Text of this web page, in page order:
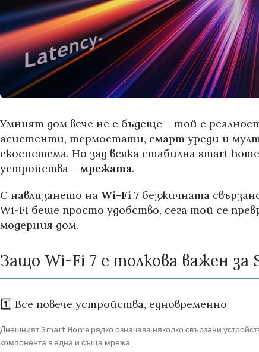
Умният дом вече не е бъдеще – той е
асистенти, термостати, смарт уреди и
екосистема. Но зад всяка стабилна smart
устройства – мрежата.
С навлизането на Wi-Fi 7 безжичната
Wi-Fi беше просто удобство, сега той се
модерния дом.
Защо Wi-Fi 7 е толкова важен за
1️⃣ Все повече устройства, едновременно
Днешният Smart Home рядко означава няколко свързани
компонента в една и съща мрежа: